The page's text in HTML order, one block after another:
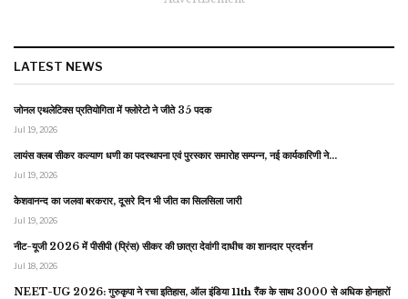
LATEST NEWS
जोनल एथलेटिक्स प्रतियोगिता में फ्लोरेटो ने जीते 35 पदक
Jul 19, 2026
लायंस क्लब सीकर कल्याण धणी का पदस्थापना एवं पुरस्कार समारोह सम्पन्न, नई कार्यकारिणी ने…
Jul 19, 2026
केशवानन्द का जलवा बरकरार, दूसरे दिन भी जीत का सिलसिला जारी
Jul 19, 2026
नीट-यूजी 2026 में पीसीपी (प्रिंस) सीकर की छात्रा देवांगी दाधीच का शानदार प्रदर्शन
Jul 18, 2026
NEET-UG 2026: गुरुकृपा ने रचा इतिहास, ऑल इंडिया 11th रैंक के साथ 3000 से अधिक होनहारों